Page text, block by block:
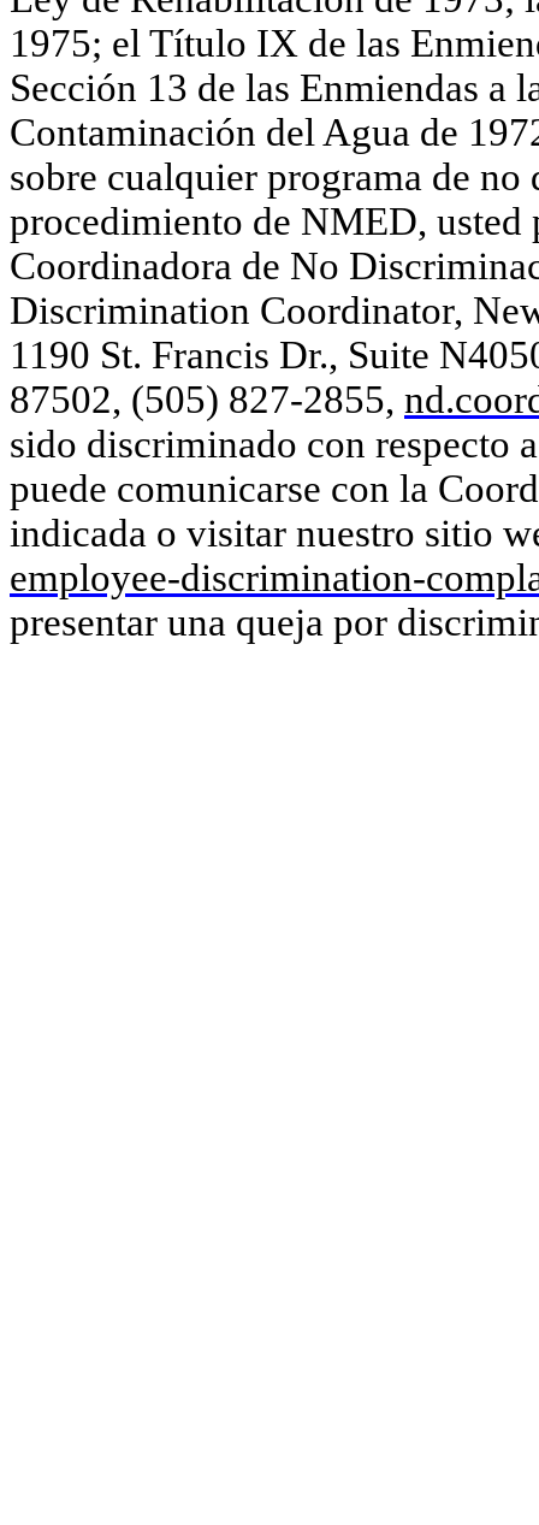
1975; el Título IX de las
Sección 13 de las Enmiendas a
Contaminación del Agua de
sobre cualquier programa de
procedimiento de NMED, usted
Coordinadora de No
Discrimination Coordinator,
1190 St. Francis Dr., Suite
87502, (505) 827-2855,
sido discriminado con respecto
puede comunicarse con la
indicada o visitar nuestro sitio
employee-discrimination-
presentar una queja por